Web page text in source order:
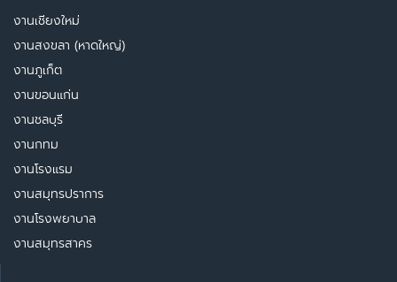
งานเชียงใหม่
งานสงขลา (หาดใหญ่)
งานภูเก็ต
งานขอนแก่น
งานชลบุรี
งานกทม
งานโรงแรม
งานสมุทรปราการ
งานโรงพยาบาล
งานสมุทรสาคร